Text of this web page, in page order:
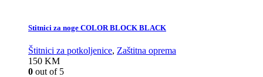
Stitnici za noge COLOR BLOCK BLACK
Štitnici za potkoljenice, Zaštitna oprema
150 KM
0 out of 5